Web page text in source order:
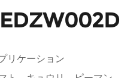
リケーション